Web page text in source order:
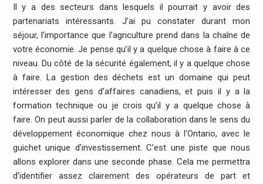
Il y a des secteurs dans lesquels il pourrait y avoir des
partenariats intéressants. J’ai pu constater durant mon
séjour, l’importance que l’agriculture prend dans la chaîne de
votre économie. Je pense qu’il y a quelque chose à faire à ce
niveau. Du côté de la sécurité également, il y a quelque chose
à faire. La gestion des déchets est un domaine qui peut
intéresser des gens d’affaires canadiens, et puis il y a la
formation technique ou je crois qu’il y a quelque chose à
faire. On peut aussi parler de la collaboration dans le sens du
développement économique chez nous à l’Ontario, avec le
guichet unique d’investissement. C’est une piste que nous
allons explorer dans une seconde phase. Cela me permettra
d’identifier assez clairement des opérateurs de part et